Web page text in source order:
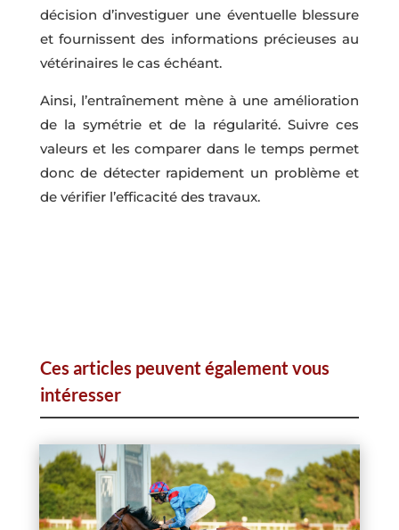
décision d’investiguer une éventuelle blessure
et fournissent des informations précieuses au
vétérinaires le cas échéant.
Ainsi, l’entraînement mène à une amélioration
de la symétrie et de la régularité. Suivre ces
valeurs et les comparer dans le temps permet
donc de détecter rapidement un problème et
de vérifier l’efficacité des travaux.
Ces articles peuvent également vous
intéresser